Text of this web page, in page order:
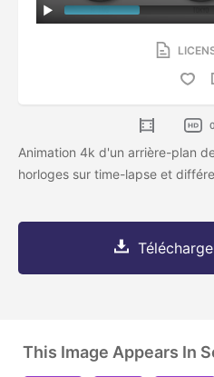
0
Animation 4k d'un arrière-plan
horloges sur time-lapse et
This Image Appears In